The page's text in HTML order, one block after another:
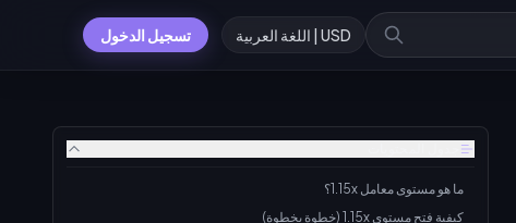
USD | اللغة العربية تسجيل الدخول
ما هو مستوى معامل 1.15x؟
كيفية فتح مستوى 1.15x (خطوة بخطوة)